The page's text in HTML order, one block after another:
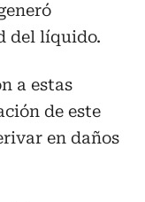
del líquido.
a estas
de este
en daños